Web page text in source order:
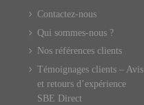
Contactez-nous
Qui sommes-nous ?
Nos références clients
Témoignages clients – Avis
et retours d’expérience
SBE Direct